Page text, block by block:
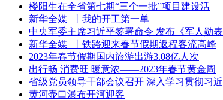
楼阳生在全省第七期“三个一批”项目建设活
新华全媒+丨我的开工第一单
中央军委主席习近平签署命令 发布《军人勋表
新华全媒+丨铁路迎来春节假期返程客流高峰
2023年春节假期国内旅游出游3.08亿人次
出行畅 消费旺 暖意浓——2023年春节黄金周
省级党员领导干部会议召开 深入学习贯彻习近
黄河壶口瀑布开河迎客